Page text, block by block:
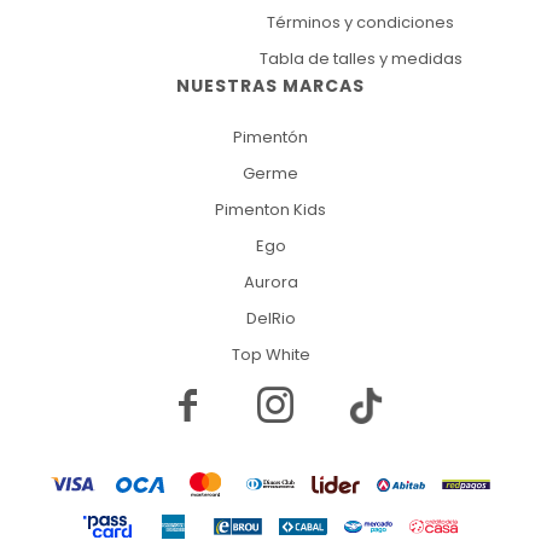
NUESTRAS MARCAS
Pimentón
Germe
Pimenton Kids
Ego
Aurora
DelRio
Top White
Términos y condiciones
Tabla de talles y medidas
 